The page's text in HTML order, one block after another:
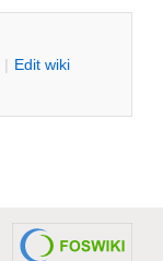
| Edit wiki